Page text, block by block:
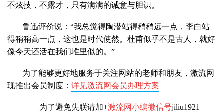
不炫技，不露才，只有满满的诚意与胆识。
鲁迅评价说：“我总觉得陶潜站得稍稍远一点，李白站
得稍稍高一点，这也是时代使然。杜甫似乎不是古人，就好
像今天还活在我们堆里似的。”
为了能够更好地服务于关注网站的老师和朋友，激流网
现推出会员制度： 详见激流网会员办理方案
为了避免失联请加+激流网小编微信号jiliu1921